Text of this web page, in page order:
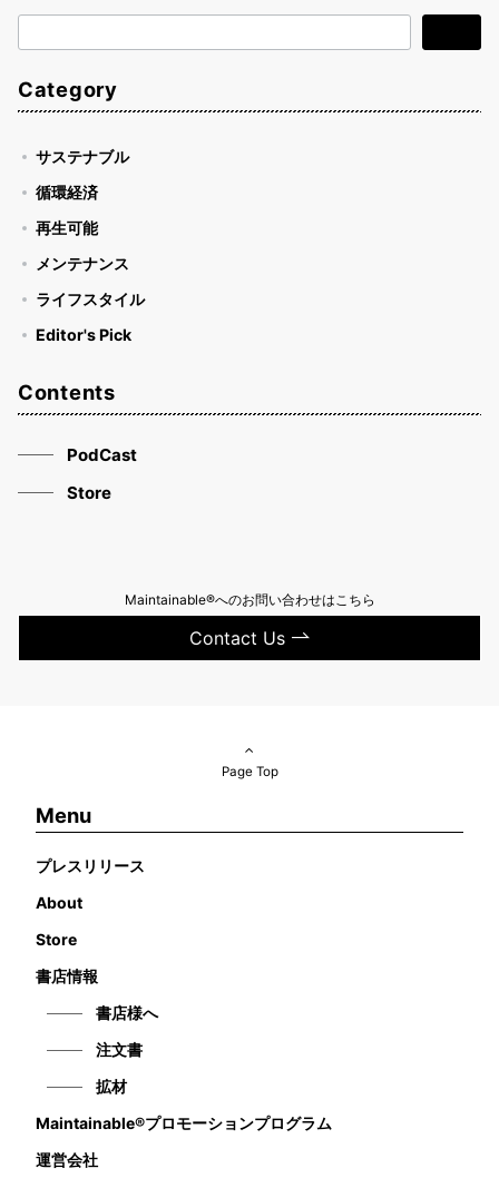
索
Category
サステナブル
循環経済
再生可能
メンテナンス
ライフスタイル
Editor's Pick
Contents
PodCast
Store
Maintainable®へのお問い合わせはこちら
Contact Us
Page Top
Menu
プレスリリース
About
Store
書店情報
書店様へ
注文書
拡材
Maintainable®プロモーションプログラム
運営会社